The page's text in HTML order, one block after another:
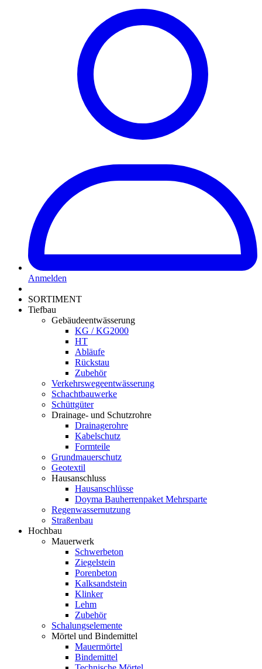
Anmelden
SORTIMENT
Tiefbau
Gebäudeentwässerung
KG / KG2000
HT
Abläufe
Rückstau
Zubehör
Verkehrswegeentwässerung
Schachtbauwerke
Schüttgüter
Drainage- und Schutzrohre
Drainagerohre
Kabelschutz
Formteile
Grundmauerschutz
Geotextil
Hausanschluss
Hausanschlüsse
Doyma Bauherrenpaket Mehrsparte
Regenwassernutzung
Straßenbau
Hochbau
Mauerwerk
Schwerbeton
Ziegelstein
Porenbeton
Kalksandstein
Klinker
Lehm
Zubehör
Schalungselemente
Mörtel und Bindemittel
Mauermörtel
Bindemittel